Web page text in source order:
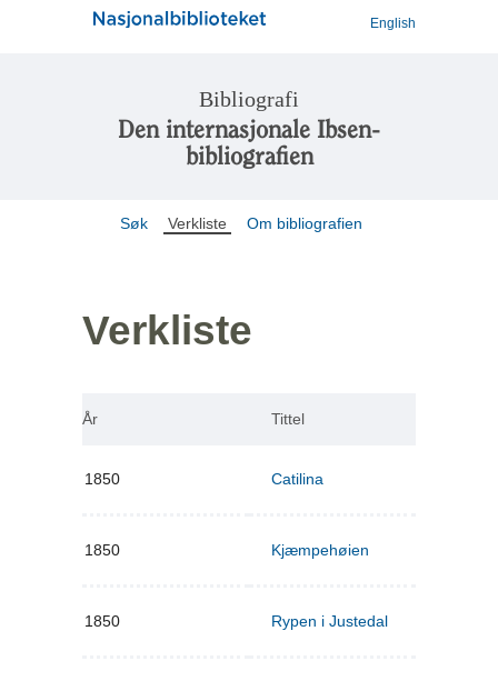
English
Bibliografi
Den internasjonale Ibsen-
bibliografien
Søk Verkliste Om bibliografien
Verkliste
År Tittel
1850 Catilina
1850 Kjæmpehøien
1850 Rypen i Justedal